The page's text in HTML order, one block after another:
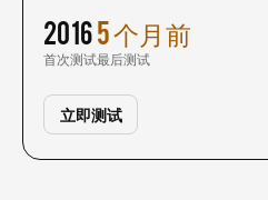
2016
首次测试
5 个月前
最后测试
立即测试